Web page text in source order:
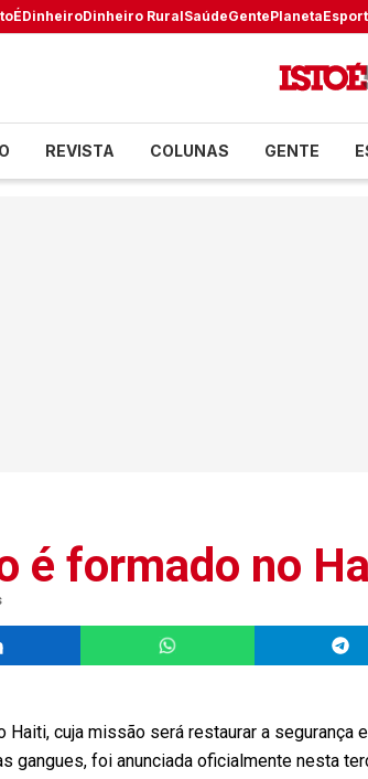
DinheiroDinheiro RuralSaúdeGentePlaneta
REVISTA COLUNAS GENTE
é formado no
Haiti, cuja missão será restaurar a
gangues, foi anunciada oficialmente nesta